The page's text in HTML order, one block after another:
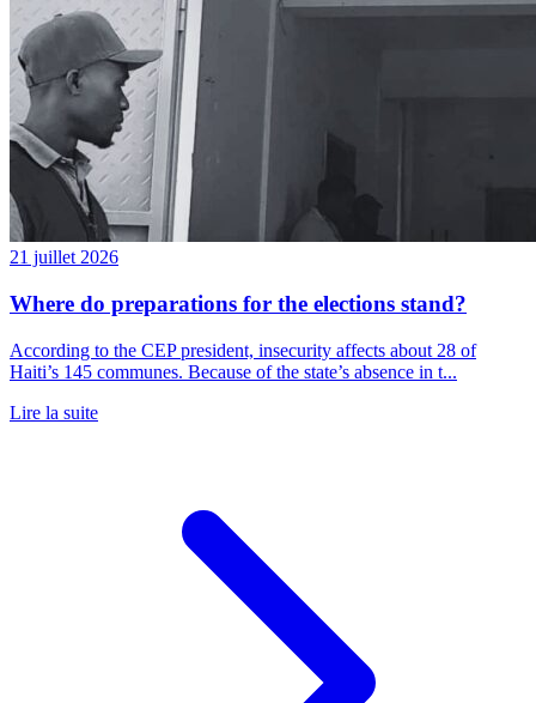
21 juillet 2026
Where do preparations for the elections stand?
According to the CEP president, insecurity affects about 28 of
Haiti’s 145 communes. Because of the state’s absence in t...
Lire la suite